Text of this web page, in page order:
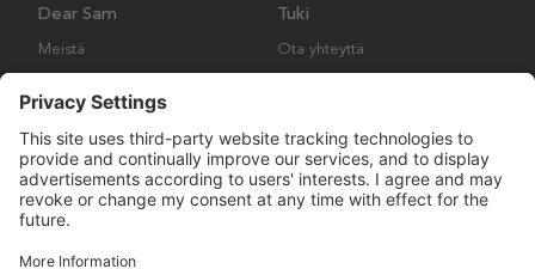
Dear Sam
Meistä
Tuki
Ota yhteyttä
Palautukset ja vaatimukset